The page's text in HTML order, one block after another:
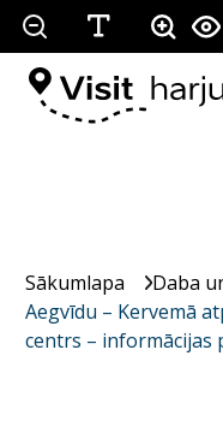
Sākumlapa
Daba
Aegvīdu – Kervemā
centrs – informācijas